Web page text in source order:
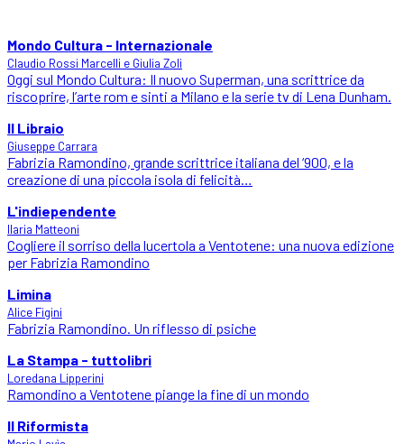
Mondo Cultura - Internazionale
Claudio Rossi Marcelli e Giulia Zoli
Oggi sul Mondo Cultura: Il nuovo Superman, una scrittrice da
riscoprire, l’arte rom e sinti a Milano e la serie tv di Lena Dunham.
Il Libraio
Giuseppe Carrara
Fabrizia Ramondino, grande scrittrice italiana del ‘900, e la
creazione di una piccola isola di felicità…
L'indiependente
Ilaria Matteoni
Cogliere il sorriso della lucertola a Ventotene: una nuova edizione
per Fabrizia Ramondino
Limina
Alice Figini
Fabrizia Ramondino. Un riflesso di psiche
La Stampa - tuttolibri
Loredana Lipperini
Ramondino a Ventotene piange la fine di un mondo
Il Riformista